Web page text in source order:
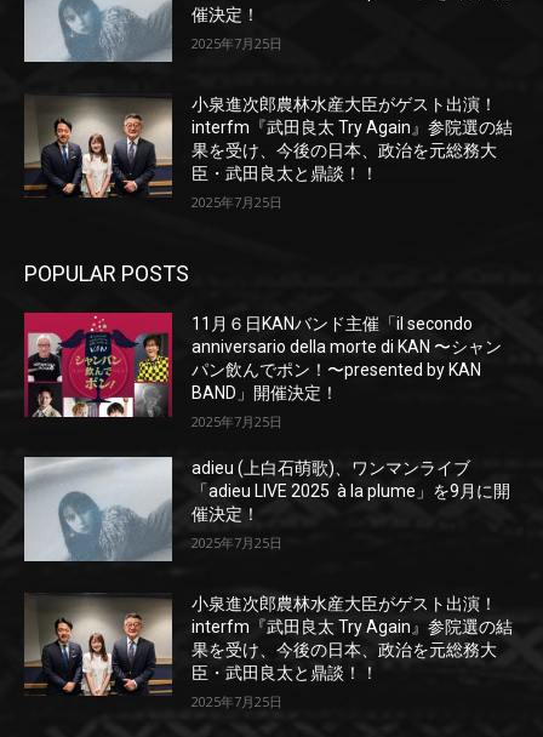
催決定！
2025年7月25日
小泉進次郎農林水産大臣がゲスト出演！
interfm『武田良太 Try Again』参院選の結
果を受け、今後の日本、政治を元総務大
臣・武田良太と鼎談！！
2025年7月25日
POPULAR POSTS
11月６日KANバンド主催「il secondo
anniversario della morte di KAN 〜シャン
パン飲んでポン！〜presented by KAN
BAND」開催決定！
2025年7月25日
adieu (上白石萌歌)、ワンマンライブ
「adieu LIVE 2025 à la plume」を9月に開
催決定！
2025年7月25日
小泉進次郎農林水産大臣がゲスト出演！
interfm『武田良太 Try Again』参院選の結
果を受け、今後の日本、政治を元総務大
臣・武田良太と鼎談！！
2025年7月25日